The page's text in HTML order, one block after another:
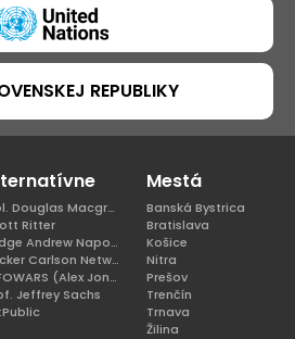
REPUBLIKY
Col. Douglas Macgregor, Ph.D
Ritter
Judge Andrew Napolitano
Tucker Carlson Network
INFOWARS (Alex Jones)
Jeffrey Sachs
Mestá
Banská Bystrica
Bratislava
Košice
Nitra
Prešov
Trenčín
Trnava
Žilina